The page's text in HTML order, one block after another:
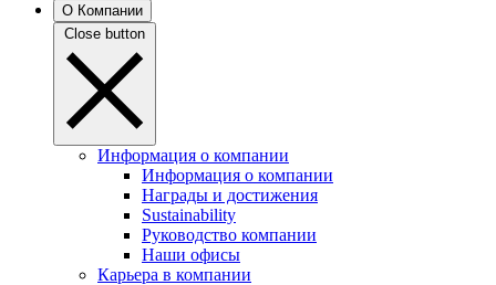
О Компании
Close button
Информация о компании
Информация о компании
Награды и достижения
Sustainability
Руководство компании
Наши офисы
Карьера в компании